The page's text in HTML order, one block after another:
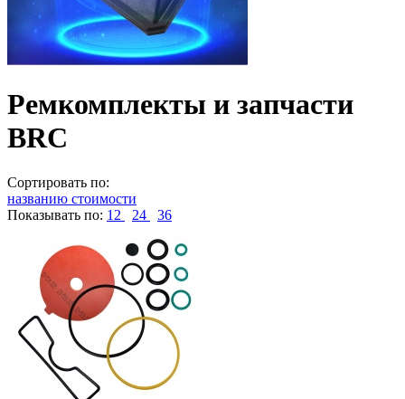
Ремкомплекты и запчасти
BRC
Сортировать по:
названию стоимости
Показывать по: 12 24 36